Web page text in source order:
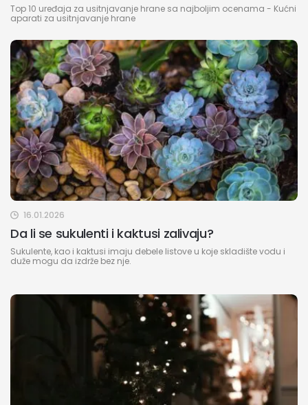
Top 10 uređaja za usitnjavanje hrane sa najboljim ocenama - Kućni
aparati za usitnjavanje hrane
16.01.2026
Da li se sukulenti i kaktusi zalivaju?
Sukulente, kao i kaktusi imaju debele listove u koje skladište vodu i
duže mogu da izdrže bez nje.